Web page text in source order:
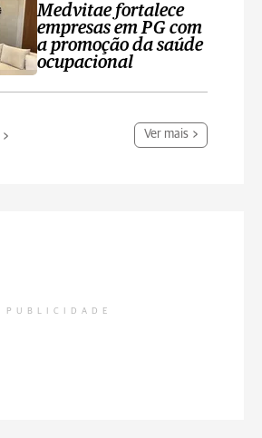
Medvitae fortalece
empresas em PG com
a promoção da saúde
ocupacional
Ver mais
PUBLICIDADE